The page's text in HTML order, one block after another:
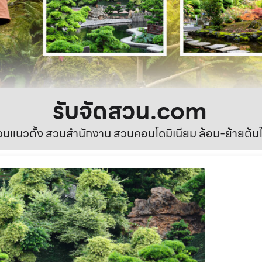
รับจัดสวน.com
แนวตั้ง สวนสำนักงาน สวนคอนโดมิเนียม ล้อม-ย้ายต้น